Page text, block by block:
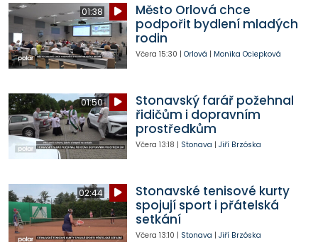
01:38
Město Orlová chce
podpořit bydlení mladých
rodin
Včera 15:30 | Orlová | Monika Ociepková
01:50
Stonavský farář požehnal
řidičům i dopravním
prostředkům
Včera 13:18 | Stonava | Jiří Brzóska
02:44
Stonavské tenisové kurty
spojují sport i přátelská
setkání
Včera 13:10 | Stonava | Jiří Brzóska